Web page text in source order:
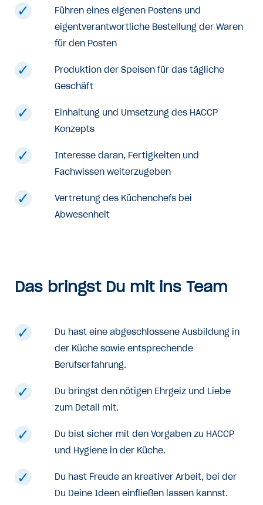
Führen eines eigenen Postens und
eigentverantwortliche Bestellung der Waren
für den Posten
Produktion der Speisen für das tägliche
Geschäft
Einhaltung und Umsetzung des HACCP
Konzepts
Interesse daran, Fertigkeiten und
Fachwissen weiterzugeben
Vertretung des Küchenchefs bei
Abwesenheit
Das bringst Du mit ins Team
Du hast eine abgeschlossene Ausbildung in
der Küche sowie entsprechende
Berufserfahrung.
Du bringst den nötigen Ehrgeiz und Liebe
zum Detail mit.
Du bist sicher mit den Vorgaben zu HACCP
und Hygiene in der Küche.
Du hast Freude an kreativer Arbeit, bei der
Du Deine Ideen einfließen lassen kannst.